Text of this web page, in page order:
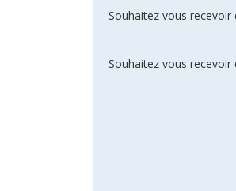
Souhaitez vous
Souhaitez vous